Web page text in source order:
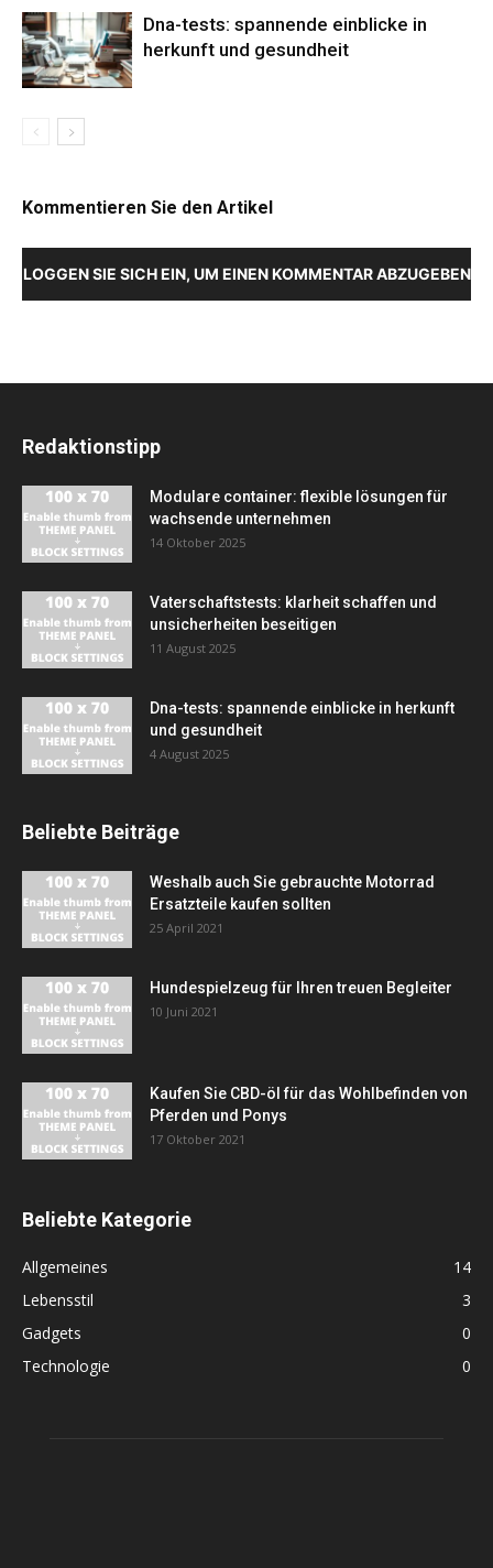
Dna-tests: spannende einblicke in
herkunft und gesundheit
Kommentieren Sie den Artikel
LOGGEN SIE SICH EIN, UM EINEN KOMMENTAR ABZUGEBEN
Redaktionstipp
Modulare container: flexible lösungen für
wachsende unternehmen
14 Oktober 2025
Vaterschaftstests: klarheit schaffen und
unsicherheiten beseitigen
11 August 2025
Dna-tests: spannende einblicke in herkunft
und gesundheit
4 August 2025
Beliebte Beiträge
Weshalb auch Sie gebrauchte Motorrad
Ersatzteile kaufen sollten
25 April 2021
Hundespielzeug für Ihren treuen Begleiter
10 Juni 2021
Kaufen Sie CBD-öl für das Wohlbefinden von
Pferden und Ponys
17 Oktober 2021
Beliebte Kategorie
Allgemeines
14
Lebensstil
3
Gadgets
0
Technologie
0